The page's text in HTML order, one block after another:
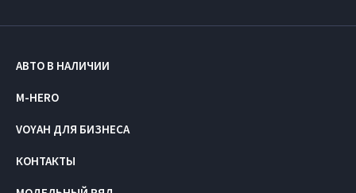
АВТО В НАЛИЧИИ
M-HERO
VOYAH ДЛЯ БИЗНЕСА
КОНТАКТЫ